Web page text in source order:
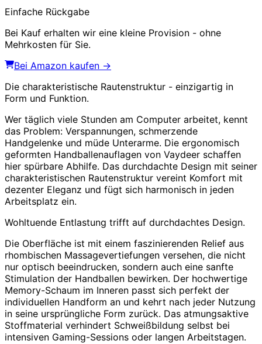
Einfache Rückgabe
Bei Kauf erhalten wir eine kleine Provision - ohne
Mehrkosten für Sie.
Bei Amazon kaufen →
Die charakteristische Rautenstruktur - einzigartig in
Form und Funktion.
Wer täglich viele Stunden am Computer arbeitet, kennt
das Problem: Verspannungen, schmerzende
Handgelenke und müde Unterarme. Die ergonomisch
geformten Handballenauflagen von Vaydeer schaffen
hier spürbare Abhilfe. Das durchdachte Design mit seiner
charakteristischen Rautenstruktur vereint Komfort mit
dezenter Eleganz und fügt sich harmonisch in jeden
Arbeitsplatz ein.
Wohltuende Entlastung trifft auf durchdachtes Design.
Die Oberfläche ist mit einem faszinierenden Relief aus
rhombischen Massagevertiefungen versehen, die nicht
nur optisch beeindrucken, sondern auch eine sanfte
Stimulation der Handballen bewirken. Der hochwertige
Memory-Schaum im Inneren passt sich perfekt der
individuellen Handform an und kehrt nach jeder Nutzung
in seine ursprüngliche Form zurück. Das atmungsaktive
Stoffmaterial verhindert Schweißbildung selbst bei
intensiven Gaming-Sessions oder langen Arbeitstagen.